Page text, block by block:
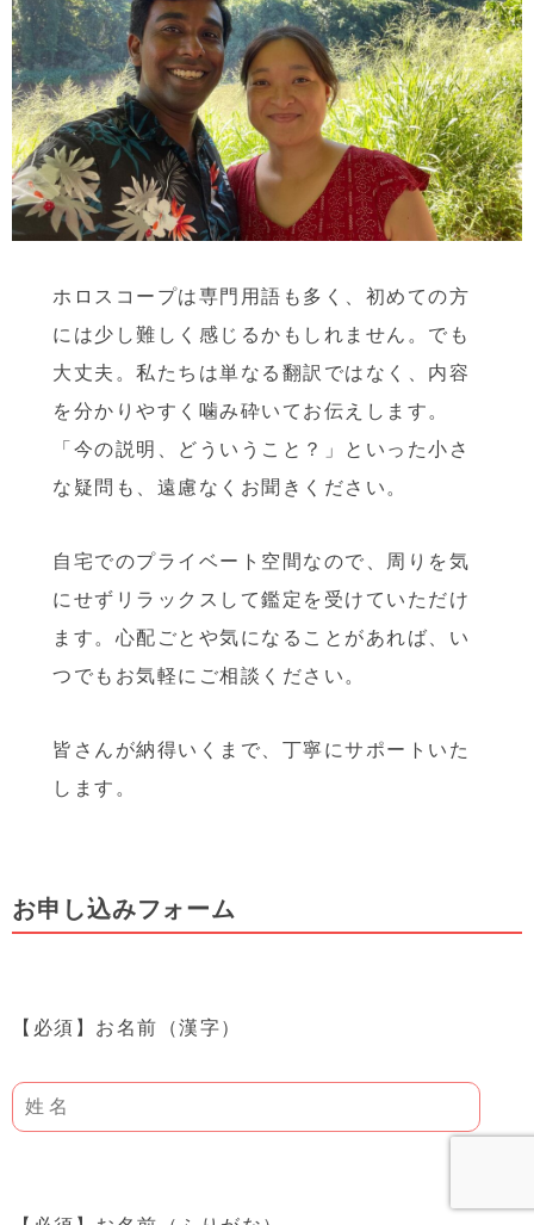
ホロスコープは専門用語も多く、初めての方
には少し難しく感じるかもしれません。でも
大丈夫。私たちは単なる翻訳ではなく、内容
を分かりやすく噛み砕いてお伝えします。
「今の説明、どういうこと？」といった小さ
な疑問も、遠慮なくお聞きください。
自宅でのプライベート空間なので、周りを気
にせずリラックスして鑑定を受けていただけ
ます。心配ごとや気になることがあれば、い
つでもお気軽にご相談ください。
皆さんが納得いくまで、丁寧にサポートいた
します。
お申し込みフォーム
【必須】 お名前（漢字）